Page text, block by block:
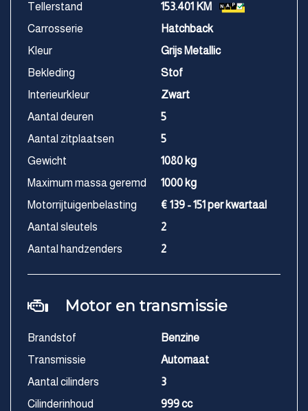
Tellerstand
153.401 KM
Carrosserie
Hatchback
Kleur
Grijs Metallic
Bekleding
Stof
Interieurkleur
Zwart
Aantal deuren
5
Aantal zitplaatsen
5
Gewicht
1080 kg
Maximum massa geremd
1000 kg
Motorrijtuigenbelasting
€ 139 - 151 per kwartaal
Aantal sleutels
2
Aantal handzenders
2
Motor en transmissie
Brandstof
Benzine
Transmissie
Automaat
Aantal cilinders
3
Cilinderinhoud
999 cc